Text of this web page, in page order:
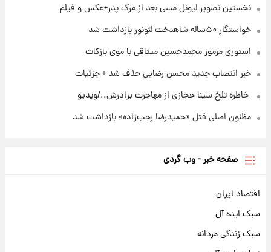
نخستین تصویر لیونل مسی بعد از مرگ پدر+عکس و فیلم
خواستگار ۵۰ساله شاهدخت لئونور بازداشت شد
استوری مرموز محمدحسین میثاقی با موی بازکات
خبر انتصاب جدید محسن رضایی حذف شد + جزئیات
⁨ خاطره تلخ سینا حجازی از مهاجرت برادرش../ویدیو
مظنون اصلی قتل «حمیدرضا رجب‌زاده» بازداشت شد
صفحه خبر - وب گردی
اقتصاد ایران
سبک ایده آل
سبک زندگی مردانه